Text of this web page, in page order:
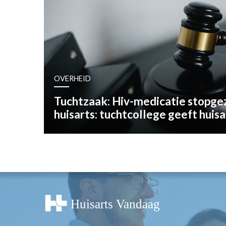
OPINIE
TARIEVEN
VPHUISARTSEN
MEDISCHE
INLOGGEN
REGISTRATIE
OVERHEID
Tuchtzaak: Hiv-medicatie
huisarts: tuchtcollege geeft